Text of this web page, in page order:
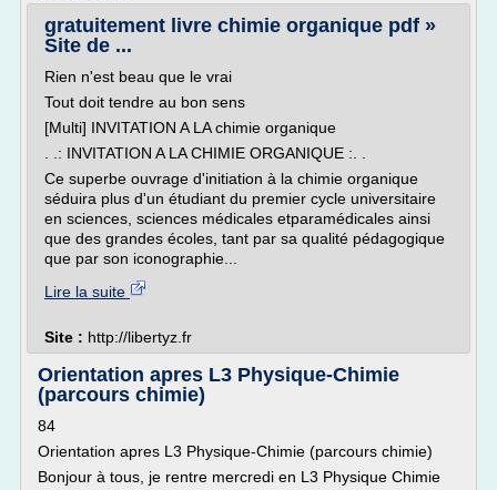
gratuitement livre chimie organique pdf »
Site de ...
Rien n'est beau que le vrai
Tout doit tendre au bon sens
[Multi] INVITATION A LA chimie organique
. .: INVITATION A LA CHIMIE ORGANIQUE :. .
Ce superbe ouvrage d'initiation à la chimie organique
séduira plus d'un étudiant du premier cycle universitaire
en sciences, sciences médicales etparamédicales ainsi
que des grandes écoles, tant par sa qualité pédagogique
que par son iconographie...
Lire la suite
Site : http://libertyz.fr
Orientation apres L3 Physique-Chimie
(parcours chimie)
84
Orientation apres L3 Physique-Chimie (parcours chimie)
Bonjour à tous, je rentre mercredi en L3 Physique Chimie